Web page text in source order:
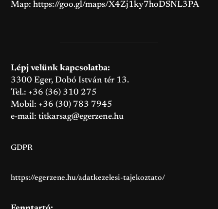
Map:https://goo.gl/maps/X4Zj1ky7hoDSNL3PA
Lépj velünk kapcsolatba:
3300 Eger, Dobó István tér 13.
Tel.: +36 (36) 310 275
Mobil: +36 (30) 783 7945
e-mail:titkarsag@egerzene.hu
GDPR
https://egerzene.hu/adatkezelesi-tajekoztato/